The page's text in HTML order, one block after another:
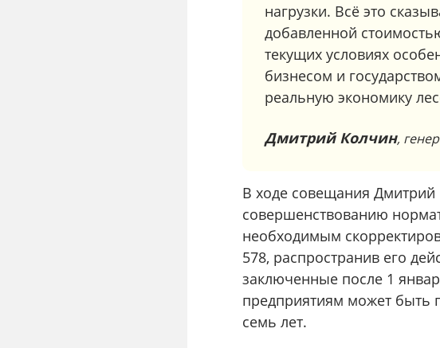
нагрузки. Всё это
добавленной
текущих условиях
бизнесом и
реальную экономику
Дмитрий Колчин,
В ходе совещания
совершенствованию
необходимым
578, распространив его
заключенные после 1
предприятиям может быть
семь лет.